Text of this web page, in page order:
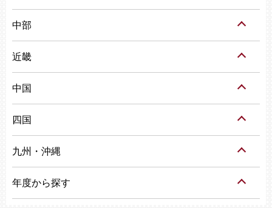
中部
近畿
中国
四国
九州・沖縄
年度から探す